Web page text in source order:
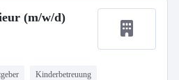
(m/w/d)
Kinderbetreuung